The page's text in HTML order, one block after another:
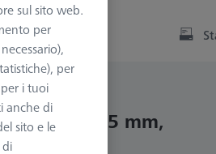
STANDARD
3 griffe Ø55 mm,
sul sito web.
per
per
i tuoi
anche di
sito e le